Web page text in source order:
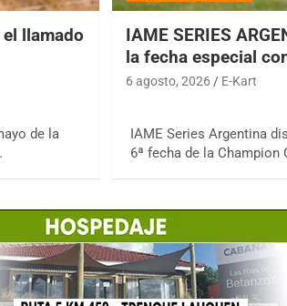
llamado
de la
IAME SERIES
la fecha especial
6 agosto, 2026 E-Kart
IAME Series Argentina
6ª fecha de la Champion